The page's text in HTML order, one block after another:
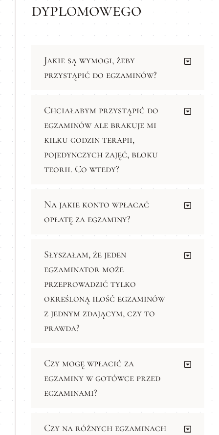
dyplomowego
Jakie są wymogi, żeby
przystąpić do egzaminów?
Chciałabym przystąpić do
egzaminów ale brakuje mi
kilku godzin terapii,
pojedynczych zajęć, bloku
teorii. Co wtedy?
Na jakie konto wpłacać
opłatę za egzaminy?
Słyszałam, że jeden
egzaminator może
przeprowadzić tylko
określoną ilość egzaminów
z jednym zdającym, czy to
prawda?
Czy mogę wpłacić za
egzaminy w gotówce przed
egzaminami?
Czy na różnych egzaminach